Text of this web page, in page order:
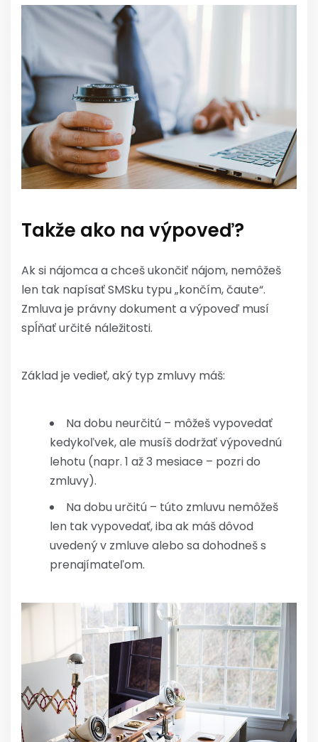
Takže ako na výpoveď?
Ak si nájomca a chceš ukončiť nájom, nemôžeš
len tak napísať SMSku typu „končím, čaute“.
Zmluva je právny dokument a výpoveď musí
spĺňať určité náležitosti.
Základ je vedieť, aký typ zmluvy máš:
Na dobu neurčitú – môžeš vypovedať
kedykoľvek, ale musíš dodržať výpovednú
lehotu (napr. 1 až 3 mesiace – pozri do
zmluvy).
Na dobu určitú – túto zmluvu nemôžeš
len tak vypovedať, iba ak máš dôvod
uvedený v zmluve alebo sa dohodneš s
prenajímateľom.